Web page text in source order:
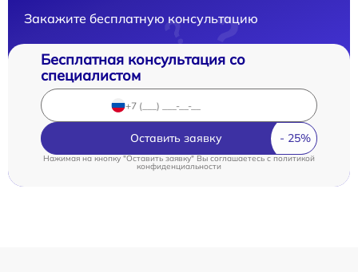
Закажите бесплатную консультацию
Бесплатная консультация со
специалистом
Оставить заявку
Нажимая на кнопку "Оставить заявку" Вы соглашаетесь c политикой
конфиденциальности